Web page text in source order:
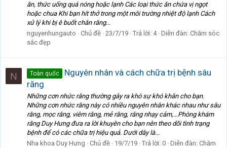
ăn, thức uống quá nóng hoặc lạnh Các loại thức ăn chứa vị ngọt
hoặc chua Khi bạn hít thở trong một môi trường nhiệt độ lạnh Cách
xử lý khi bị ê buốt chân răng...
nguyenhungauto
Chủ đề 23/7/19 Trả lời: 4 Diễn đàn: Chăm sóc
sắc đẹp
N Toàn quốc
Nguyên nhân và cách chữa trị bệnh sâu
răng
Những cơn nhức răng thường gây ra khó sự khó khăn cho bạn.
Những cơn nhức răng này có nhiều nguyên nhân khác nhau như sâu
răng, mọc răng, viêm răng, mẻ răng, răng nhạy cảm,…Phòng khám
răng Duy Hưng đưa ra lời khuyên cho bạn nên theo dõi tình trạng
bệnh để có các chữa trị hiệu quả. Dưới dây là...
Nha khoa Duy Hưng
Chủ đề 19/7/19 Trả lời: 0 Diễn đàn: Chăm